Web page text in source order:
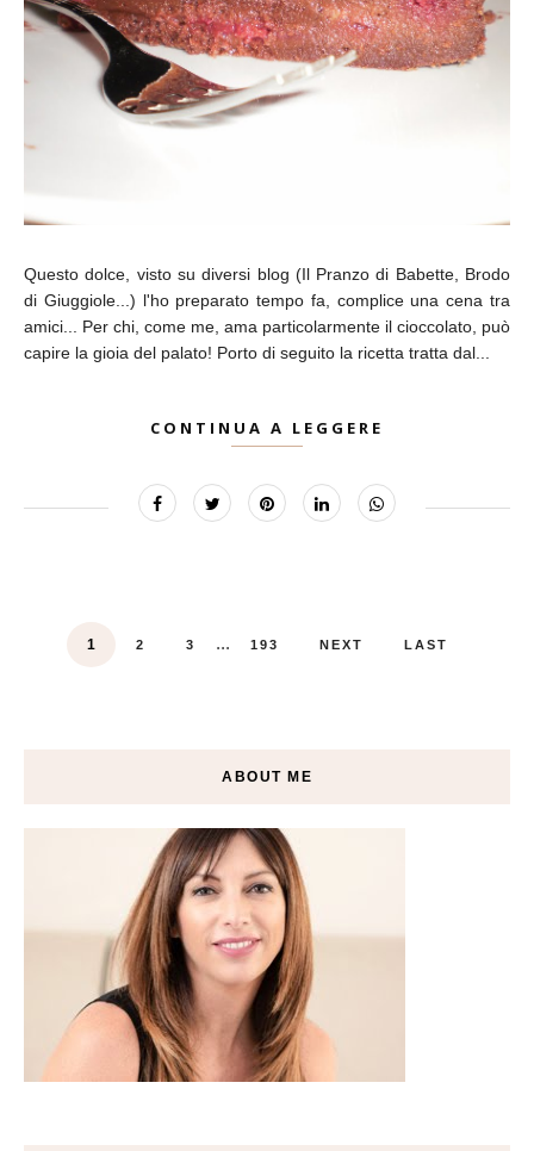
Questo dolce, visto su diversi blog (Il Pranzo di Babette, Brodo
di Giuggiole...) l'ho preparato tempo fa, complice una cena tra
amici... Per chi, come me, ama particolarmente il cioccolato, può
capire la gioia del palato! Porto di seguito la ricetta tratta dal...
CONTINUA A LEGGERE
1 2 3 ... 193 NEXT LAST
ABOUT ME